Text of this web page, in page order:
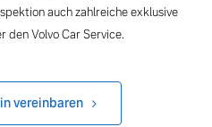
sprechen Sie uns
an.
auch zahlreiche exklusive
den Volvo Car Service.
vereinbaren